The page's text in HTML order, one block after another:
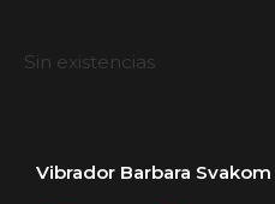
Sin existencias
Vibrador Barbara Svakom